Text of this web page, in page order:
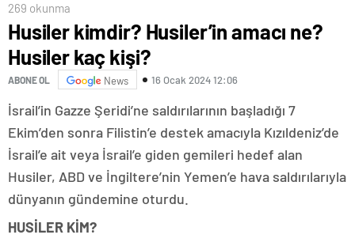
269 okunma
Husiler kimdir? Husiler’in amacı ne?
Husiler kaç kişi?
ABONE OL News 16 Ocak 2024 12:06
İsrail’in Gazze Şeridi’ne saldırılarının başladığı 7
Ekim’den sonra Filistin’e destek amacıyla Kızıldeniz’de
İsrail’e ait veya İsrail’e giden gemileri hedef alan
Husiler, ABD ve İngiltere’nin Yemen’e hava saldırılarıyla
dünyanın gündemine oturdu.
HUSİLER KİM?